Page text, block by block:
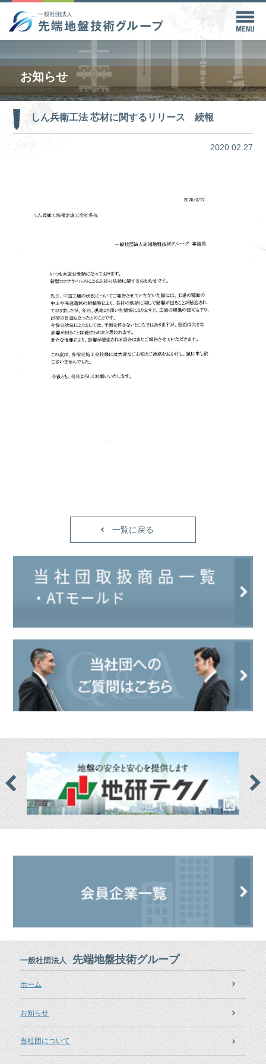
お知らせ
しん兵衛工法 芯材に関するリリース 続報
2020.02.27
一覧に戻る
一般社団法人 先端地盤技術グループ
ホーム
お知らせ
当社団について